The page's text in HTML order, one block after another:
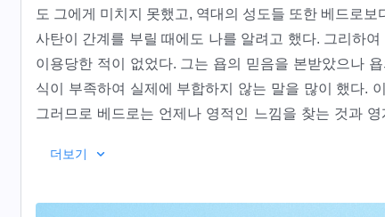
도 그에게 미치지 못했고, 역대의 성도들 또한 베드로
사탄이 간계를 부릴 때에도 나를 알려고 했다. 그리하
이용당한 적이 없었다. 그는 욥의 믿음을 본받았으나
식이 부족하여 실제에 부합하지 않는 말을 많이 했다.
그러므로 베드로는 언제나 영적인 느낌을 찾는 것과
가장 잘 아는 사람이 되었다.
베드로의 체험을 통해 쉽게 알 수 있듯이, 사람이 나
지 못한다면, 네가 말하는 믿음과 사랑, 충성심은 전부
더보기